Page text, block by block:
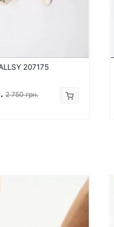
207175
2 750 грн.